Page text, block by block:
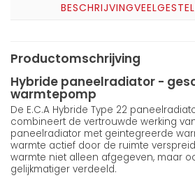
BESCHRIJVING
Productomschrijving
Hybride paneelradiator -
warmtepomp
De E.C.A Hybride Type 22
combineert de vertrouwde werking
paneelradiator met geintegreerde
warmte actief door de ruimte
warmte niet alleen afgegeven, maar
gelijkmatiger verdeeld.